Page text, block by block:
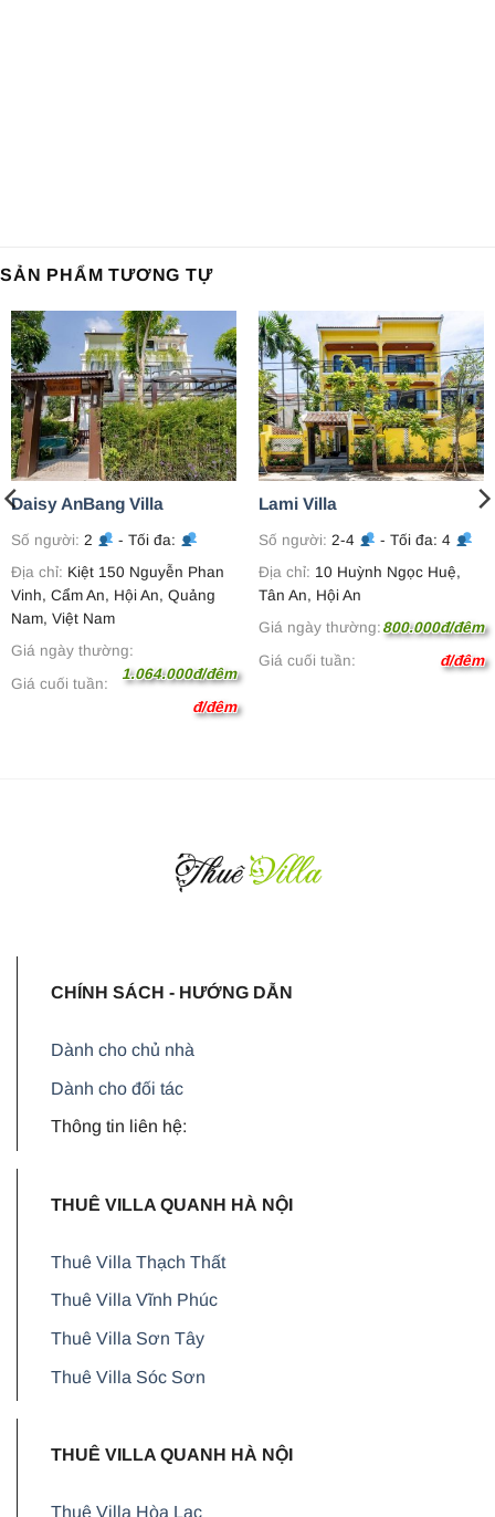
SẢN PHẨM TƯƠNG TỰ
Daisy AnBang Villa
Số người: 2
- Tối đa:
Địa chỉ: Kiệt 150 Nguyễn Phan
Vinh, Cẩm An, Hội An, Quảng
Nam, Việt Nam
Giá ngày thường:
1.064.000đ/đêm
Giá cuối tuần:
đ/đêm
Lami Villa
Số người: 2-4
- Tối đa: 4
Địa chỉ: 10 Huỳnh Ngọc Huệ,
Tân An, Hội An
Giá ngày thường: 800.000đ/đêm
Giá cuối tuần:
đ/đêm
CHÍNH SÁCH - HƯỚNG DẪN
Dành cho chủ nhà
Dành cho đối tác
Thông tin liên hệ:
THUÊ VILLA QUANH HÀ NỘI
Thuê Villa Thạch Thất
Thuê Villa Vĩnh Phúc
Thuê Villa Sơn Tây
Thuê Villa Sóc Sơn
THUÊ VILLA QUANH HÀ NỘI
Thuê Villa Hòa Lạc